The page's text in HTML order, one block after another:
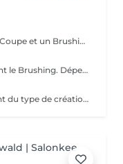
Le Forfait Coupe Coiffage contient une Coupe et un Brushing. Dépendant de la longueur des cheveux, le prix peut varier. En cas de questions veuillez appeler au +352 26 31 07 11.
Le Forfait Brushing contient uniquement le Brushing. Dépendant de la longueur des cheveux, le prix peut varier. En cas de questions veuillez appeler au +352 26 31 07 11.
Le prix peut varier à la hausse dépendant du type de création finalement réalisée.